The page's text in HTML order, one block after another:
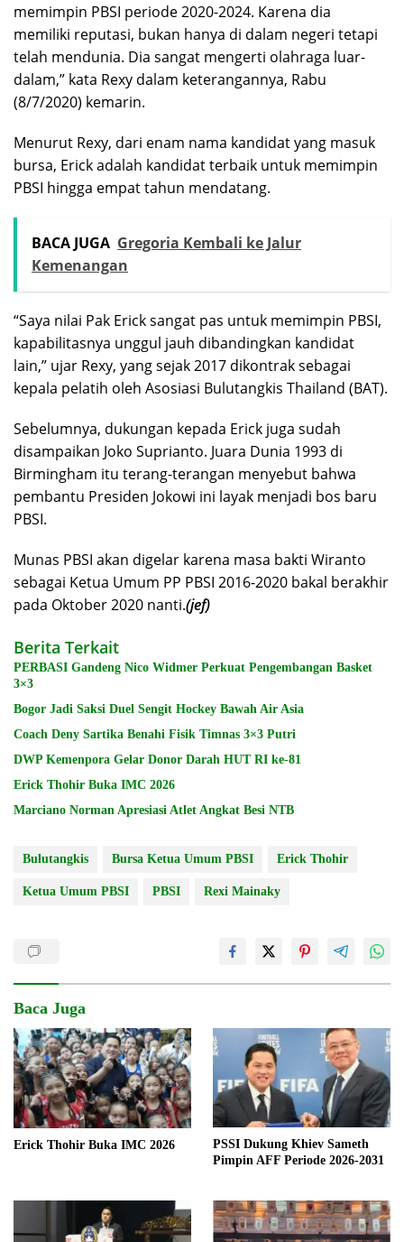
memimpin PBSI periode 2020-2024. Karena dia
memiliki reputasi, bukan hanya di dalam negeri tetapi
telah mendunia. Dia sangat mengerti olahraga luar-
dalam,” kata Rexy dalam keterangannya, Rabu
(8/7/2020) kemarin.
Menurut Rexy, dari enam nama kandidat yang masuk
bursa, Erick adalah kandidat terbaik untuk memimpin
PBSI hingga empat tahun mendatang.
BACA JUGA Gregoria Kembali ke Jalur
Kemenangan
“Saya nilai Pak Erick sangat pas untuk memimpin PBSI,
kapabilitasnya unggul jauh dibandingkan kandidat
lain,” ujar Rexy, yang sejak 2017 dikontrak sebagai
kepala pelatih oleh Asosiasi Bulutangkis Thailand (BAT).
Sebelumnya, dukungan kepada Erick juga sudah
disampaikan Joko Suprianto. Juara Dunia 1993 di
Birmingham itu terang-terangan menyebut bahwa
pembantu Presiden Jokowi ini layak menjadi bos baru
PBSI.
Munas PBSI akan digelar karena masa bakti Wiranto
sebagai Ketua Umum PP PBSI 2016-2020 bakal berakhir
pada Oktober 2020 nanti.(jef)
Berita Terkait
PERBASI Gandeng Nico Widmer Perkuat Pengembangan Basket
3×3
Bogor Jadi Saksi Duel Sengit Hockey Bawah Air Asia
Coach Deny Sartika Benahi Fisik Timnas 3×3 Putri
DWP Kemenpora Gelar Donor Darah HUT RI ke-81
Erick Thohir Buka IMC 2026
Marciano Norman Apresiasi Atlet Angkat Besi NTB
Bulutangkis Bursa Ketua Umum PBSI Erick Thohir
Ketua Umum PBSI PBSI Rexi Mainaky
Baca Juga
Erick Thohir Buka IMC 2026
PSSI Dukung Khiev Sameth
Pimpin AFF Periode 2026-2031